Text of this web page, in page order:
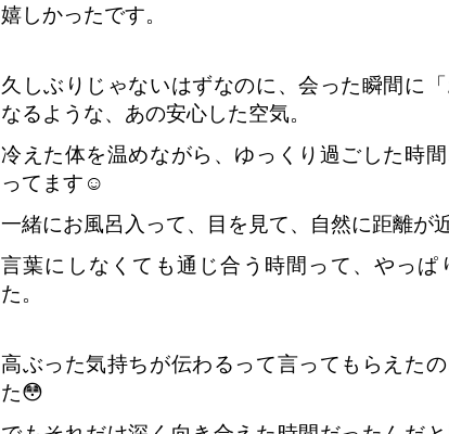
嬉しかったです。
久しぶりじゃないはずなのに、会った瞬間に
なるような、あの安心した空気。
冷えた体を温めながら、ゆっくり過ごした時
ってます☺️
一緒にお風呂入って、目を見て、自然に距離が
言葉にしなくても通じ合う時間って、やっぱ
た。
高ぶった気持ちが伝わるって言ってもらえた
た😳